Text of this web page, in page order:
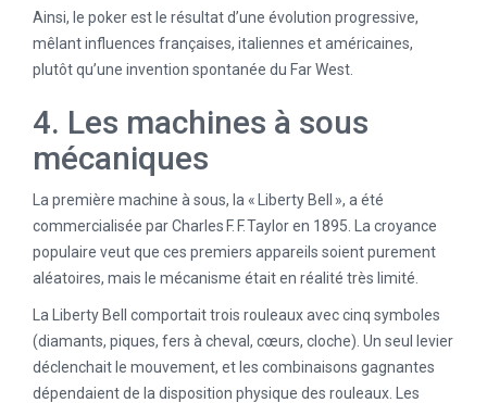
Ainsi, le poker est le résultat d’une évolution progressive,
mêlant influences françaises, italiennes et américaines,
plutôt qu’une invention spontanée du Far West.
4. Les machines à sous
mécaniques
La première machine à sous, la « Liberty Bell », a été
commercialisée par Charles F. F. Taylor en 1895. La croyance
populaire veut que ces premiers appareils soient purement
aléatoires, mais le mécanisme était en réalité très limité.
La Liberty Bell comportait trois rouleaux avec cinq symboles
(diamants, piques, fers à cheval, cœurs, cloche). Un seul levier
déclenchait le mouvement, et les combinaisons gagnantes
dépendaient de la disposition physique des rouleaux. Les